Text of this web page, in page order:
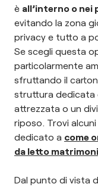
è all’interno o nei
evitando la zona
privacy e tutto a
Se scegli questa
particolarmente
sfruttando il
struttura dedicata
attrezzata o un
riposo. Trovi
dedicato a come
da letto
Dal punto di vista